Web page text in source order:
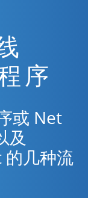
序
或 Net
及
几种流